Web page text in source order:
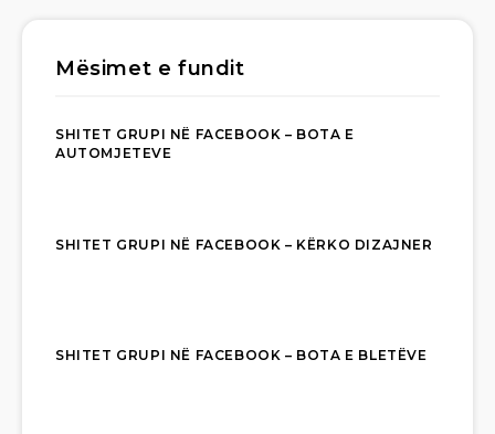
Mësimet e fundit
SHITET GRUPI NË FACEBOOK – BOTA E
AUTOMJETEVE
SHITET GRUPI NË FACEBOOK – KËRKO DIZAJNER
SHITET GRUPI NË FACEBOOK – BOTA E BLETËVE